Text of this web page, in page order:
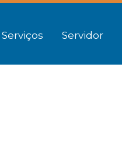
Serviços Servidor